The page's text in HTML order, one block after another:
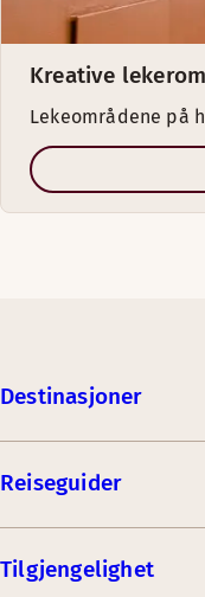
Kreative lekerom
Lekeområdene på
Destinasjoner
Reiseguider
Tilgjengelighet